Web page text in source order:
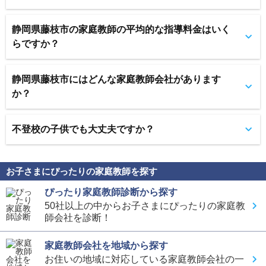
静岡県藤枝市の家庭教師の平均的な指導料金はいく
らですか？
静岡県藤枝市にはどんな家庭教師会社があります
か？
不登校の子供でも大丈夫ですか？
お子さまにぴったりの家庭教師を探す
ぴったり家庭教師診断から探す
50社以上の中からお子さまにぴったりの家庭教
師会社を診断！
家庭教師会社を地域から探す
お住いの地域に対応している家庭教師会社の一